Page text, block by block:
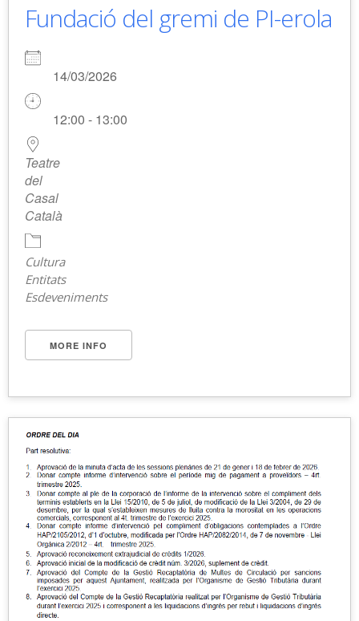
Fundació del gremi de PI-erola
14/03/2026
12:00 - 13:00
Teatre
del
Casal
Català
Cultura
Entitats
Esdeveniments
MORE INFO